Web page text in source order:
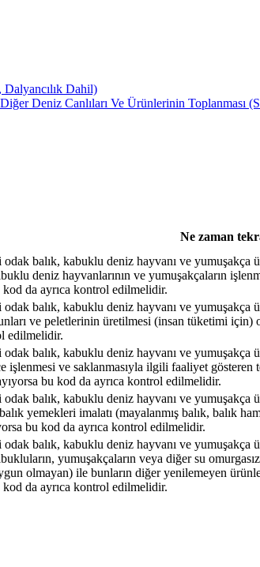
Dalyancılık Dahil)
Deniz Canlıları Ve Ürünlerinin Toplanması
Ne zaman
balık, kabuklu deniz hayvanı ve yumuşakça
deniz hayvanlarının ve yumuşakçaların
kod da ayrıca kontrol edilmelidir.
balık, kabuklu deniz hayvanı ve yumuşakça
ve peletlerinin üretilmesi (insan tüketimi
edilmelidir.
balık, kabuklu deniz hayvanı ve yumuşakça
işlenmesi ve saklanmasıyla ilgili faaliyet
bu kod da ayrıca kontrol edilmelidir.
balık, kabuklu deniz hayvanı ve yumuşakça
yemekleri imalatı (mayalanmış balık, balık
bu kod da ayrıca kontrol edilmelidir.
balık, kabuklu deniz hayvanı ve yumuşakça
yumuşakçaların veya diğer su
olmayan) ile bunların diğer yenilemeyen
kod da ayrıca kontrol edilmelidir.